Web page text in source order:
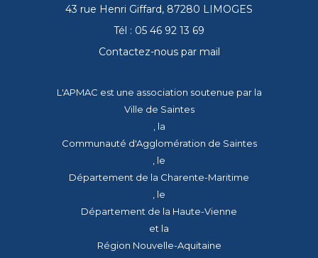
43 rue Henri Giffard, 87280 LIMOGES
Tél : 05 46 92 13 69
Contactez-nous par mail
L'APMAC est une association soutenue par la
Ville de Saintes
, la
Communauté d'Agglomération de Saintes
, le
Département de la Charente-Maritime
, le
Département de la Haute-Vienne
et la
Région Nouvelle-Aquitaine